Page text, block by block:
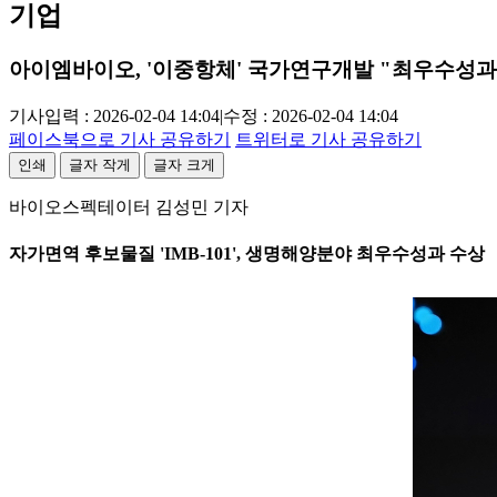
기업
아이엠바이오, '이중항체' 국가연구개발 "최우수성
기사입력 : 2026-02-04 14:04|수정 : 2026-02-04 14:04
페이스북으로 기사 공유하기
트위터로 기사 공유하기
인쇄 글자 작게 글자 크게
바이오스펙테이터 김성민 기자
자가면역 후보물질 'IMB-101', 생명해양분야 최우수성과 수상